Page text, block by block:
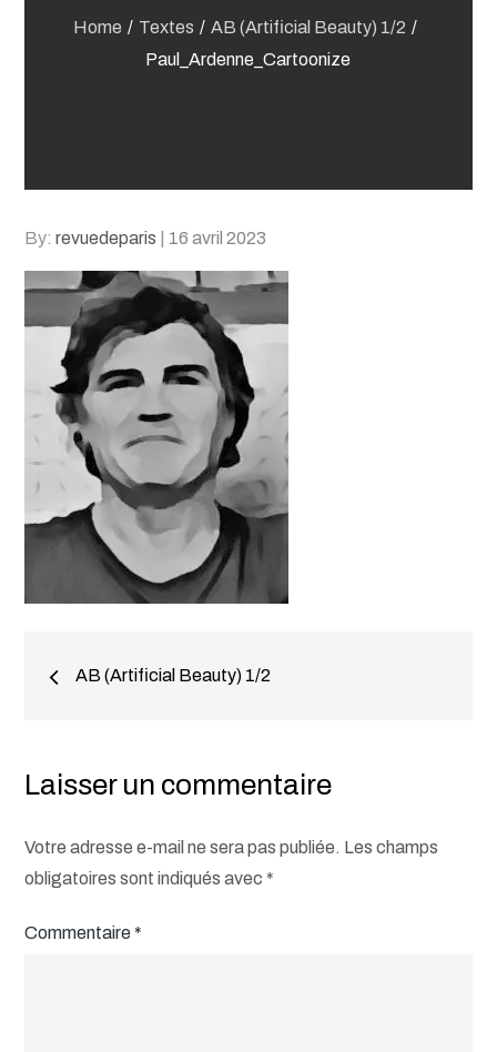
Home Textes
AB (Artificial Beauty) 1/2
Paul_Ardenne_Cartoonize
By:revuedeparis
Posted
on
16 avril 2023
Navigation
l’article
AB (Artificial Beauty) 1/2
Laisser un commentaire
Votre adresse e-mail ne sera pas publiée. Les champs
obligatoires sont indiqués avec *
Commentaire *